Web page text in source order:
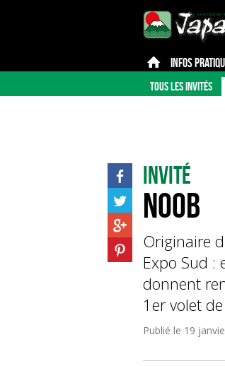
INFOS
TOUS LES INVITÉS
Invité
Noob
Originaire
Expo Sud :
donnent
1er volet
Publié le 19